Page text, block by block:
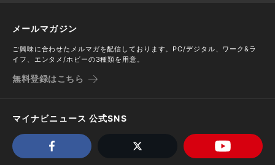
メールマガジン
ご興味に合わせたメルマガを配信しております。PC/デジタル、ワーク&ラ
イフ、エンタメ/ホビーの3種類を用意。
無料登録はこちら
マイナビニュース 公式SNS